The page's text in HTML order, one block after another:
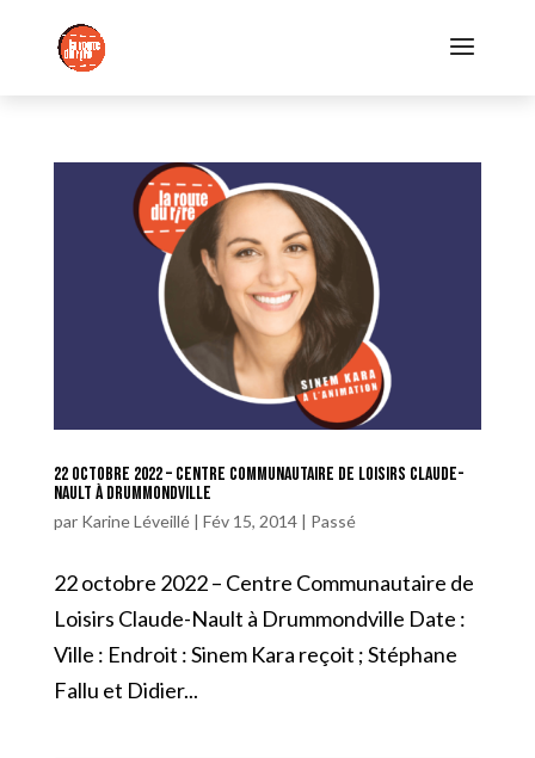
22 octobre 2022 – Centre Communautaire de Loisirs Claude-
Nault à Drummondville
par Karine Léveillé| Fév 15, 2014| Passé
22 octobre 2022 – Centre Communautaire de
Loisirs Claude-Nault à Drummondville Date :
Ville : Endroit : Sinem Kara reçoit ; Stéphane
Fallu et Didier...